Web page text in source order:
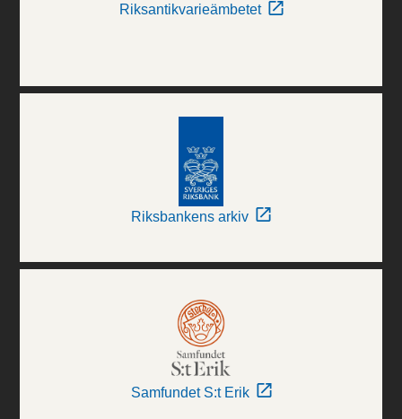
Riksantikvarieämbetet
Riksbankens arkiv
Samfundet S:t Erik